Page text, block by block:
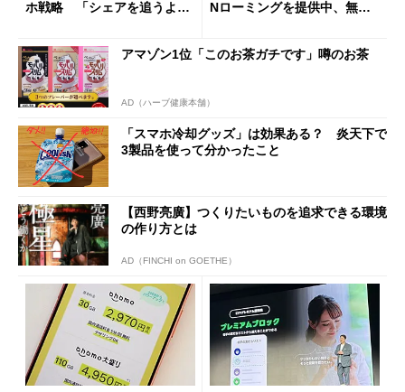
ホ戦略 「シェアを追うより
Nローミングを提供中、無料
アマゾン1位「このお茶ガチです」噂のお茶
AD（ハーブ健康本舗）
「スマホ冷却グッズ」は効果ある？ 炎天下で
3製品を使って分かったこと
【西野亮廣】つくりたいものを追求できる環境
の作り方とは
AD（FINCHI on GOETHE）